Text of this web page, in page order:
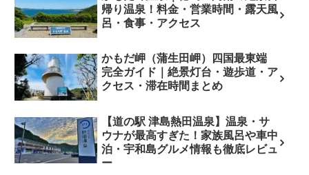
帰り温泉！料金・営業時間・露天風
呂・食事・アクセス
かもだ岬（蒲生田岬）四国最東端
完全ガイド｜絶景灯台・遊歩道・ア
クセス・滞在時間まとめ
【道の駅 津島熱田温泉】温泉・サ
ウナが最高すぎた！家族風呂や車中
泊・宇和島グルメ情報も徹底レビュ
ー